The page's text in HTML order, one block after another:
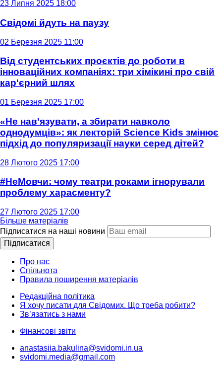
23 Липня 2025 18:00
Свідомі йдуть на паузу
02 Березня 2025 11:00
Від студентських проєктів до роботи в
інноваційних компаніях: три хімікині про свій
кар'єрний шлях
01 Березня 2025 17:00
«Не нав'язувати, а збирати навколо
однодумців»: як лекторій Science Kids змінює
підхід до популяризації науки серед дітей?
28 Лютого 2025 17:00
#НеМовчи: чому театри роками ігнорували
проблему харасменту?
27 Лютого 2025 17:00
Більше матеріалів
Підписатися на наші новини
Підписатися
Про нас
Спільнота
Правила поширення матеріалів
Редакційна політика
Я хочу писати для Свідомих. Що треба робити?
Зв’язатись з нами
Фінансові звіти
anastasiia.bakulina@svidomi.in.ua
svidomi.media@gmail.com